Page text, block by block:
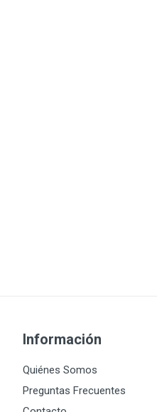
Información
Quiénes Somos
Preguntas Frecuentes